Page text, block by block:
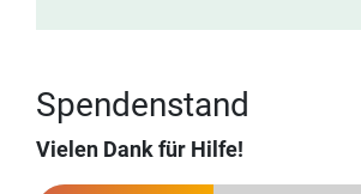
Spendenstand
Vielen Dank für Hilfe!